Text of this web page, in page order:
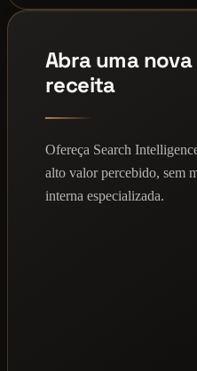
Abra uma
receita
Ofereça Search
alto valor percebido, sem
interna especializada.